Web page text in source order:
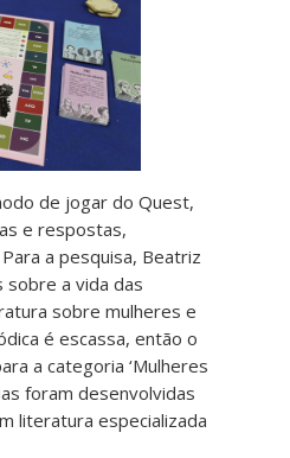
de jogar do Quest,
e respostas,
a pesquisa, Beatriz
sobre a vida das
sobre mulheres e
é escassa, então o
a categoria ‘Mulheres
foram desenvolvidas
literatura especializada